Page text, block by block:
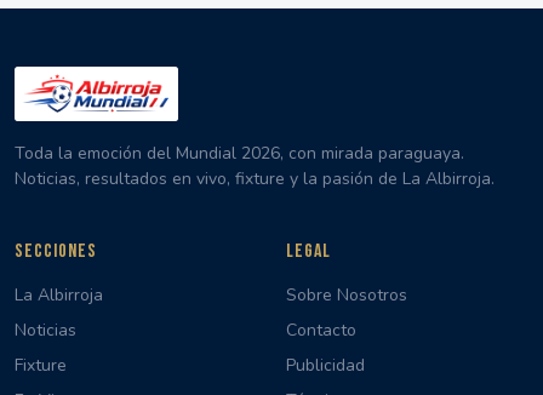
Toda la emoción del Mundial 2026, con mirada paraguaya.
Noticias, resultados en vivo, fixture y la pasión de La Albirroja.
SECCIONES
La Albirroja
Noticias
Fixture
LEGAL
Sobre Nosotros
Contacto
Publicidad